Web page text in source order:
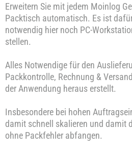
Erweitern Sie mit jedem Moinlog
Packtisch automatisch. Es ist
notwendig hier noch PC-
stellen.
Alles Notwendige für den
Packkontrolle, Rechnung &
der Anwendung heraus erstellt.
Insbesondere bei hohen
damit schnell skalieren und damit
ohne Packfehler abfangen.